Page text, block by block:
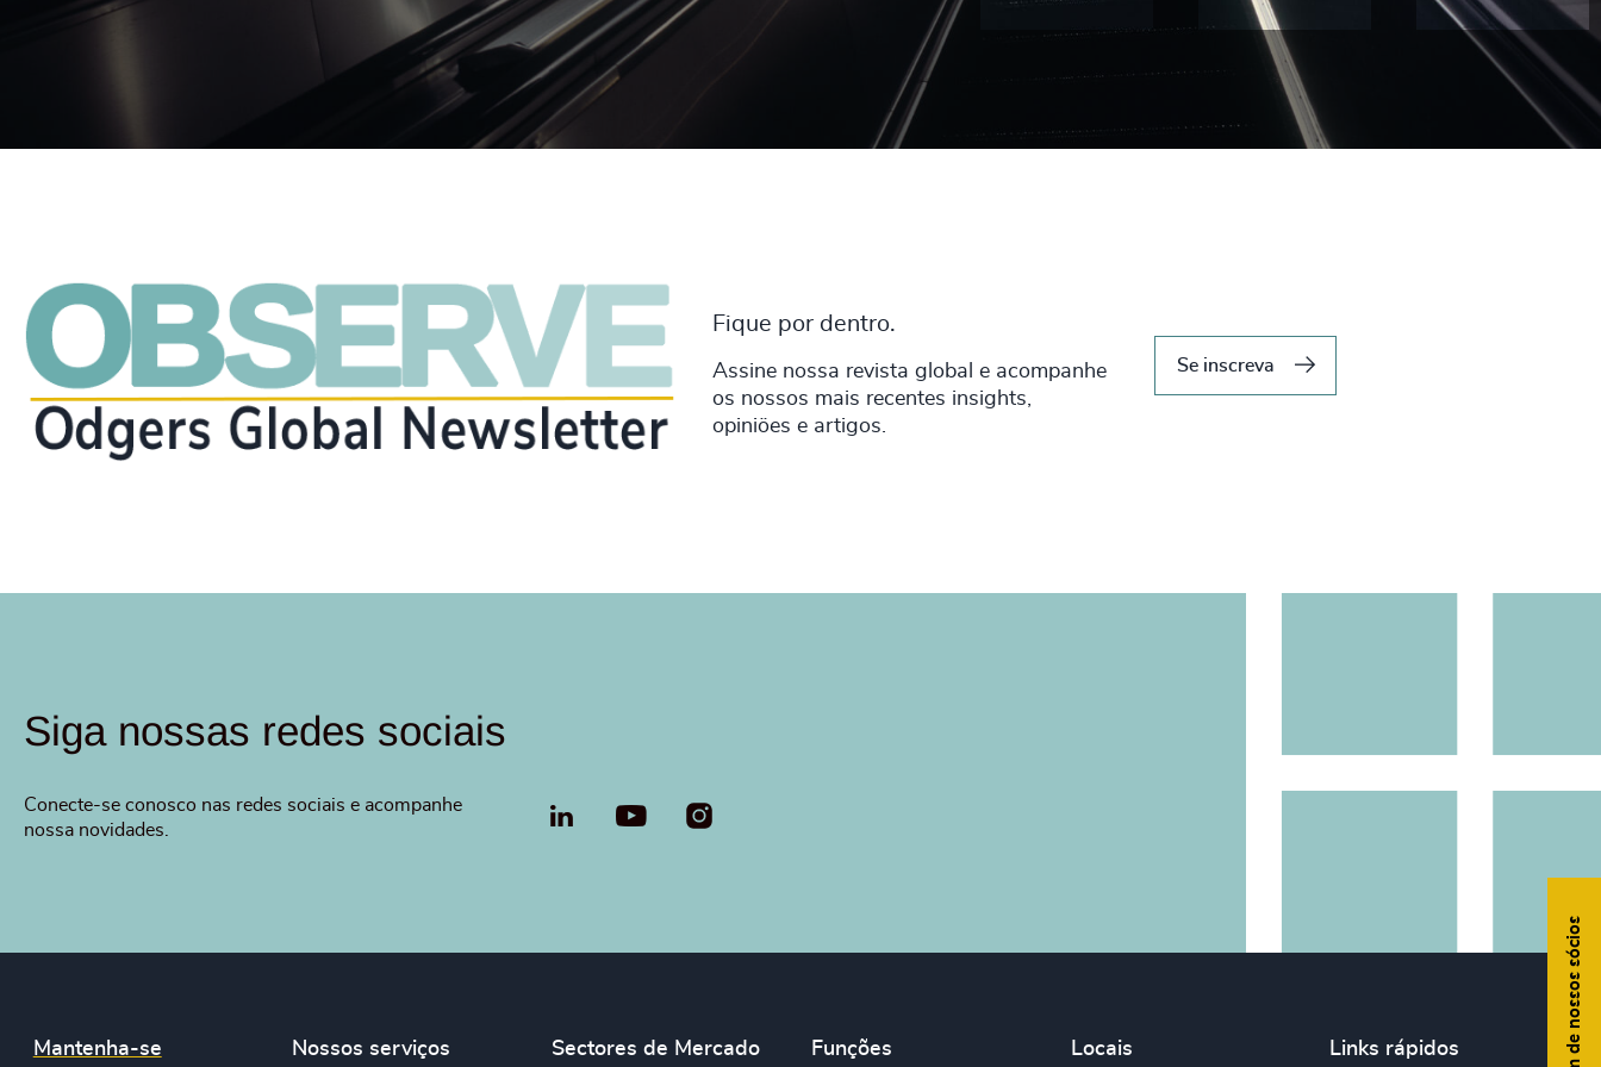
Fique por dentro.
Assine nossa revista global e acompanhe
os nossos mais recentes insights,
opiniöes e artigos.
Se inscreva
Siga nossas redes sociais
Conecte-se conosco nas redes sociais e acompanhe
nossa novidades.
LinkedIn Youtube
Mantenha-se Nossos serviços Sectores de Mercado Funções Locais Links rápidos